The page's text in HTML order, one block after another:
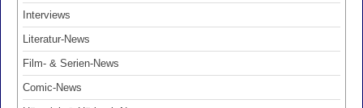
Interviews
Literatur-News
Film- & Serien-News
Comic-News